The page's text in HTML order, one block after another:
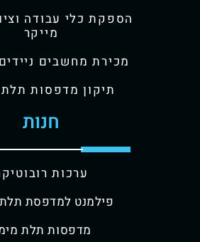
הספקת כלי עבודה
מייקר
מכירת מחשבים ניידים
תיקון מדפסות
חנות
ערכות
פילמנט למדפסת
מדפסות תלת